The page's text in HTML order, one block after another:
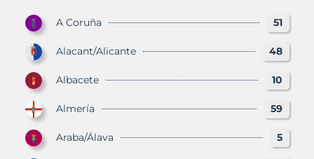
A Coruña 51
Alacant/Alicante 48
Albacete 10
Almería 59
Araba/Álava 5